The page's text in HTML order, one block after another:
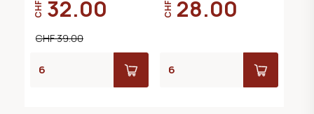
CHF 32.00
CHF 39.00
CHF 28.00